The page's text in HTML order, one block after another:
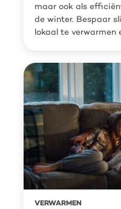
maar ook als
de winter. Bespaar
lokaal te verwarmen
VERWARMEN